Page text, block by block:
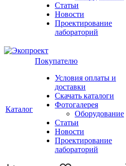
Статьи
Новости
Проектирование
лабораторий
Каталог
Покупателю
Условия оплаты и
доставки
Скачать каталоги
Фотогалерея
Оборудование
Статьи
Новости
Проектирование
лабораторий